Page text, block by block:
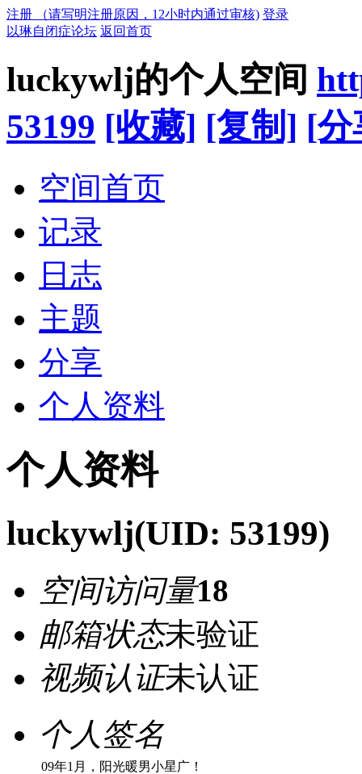
注册 （请写明注册原因，12小时内通过审核) 登录
以琳自闭症论坛 返回首页
luckywlj的个人空间
53199 [收藏] [复制] [分
空间首页
记录
日志
主题
分享
个人资料
个人资料
luckywlj(UID: 53199)
空间访问量18
邮箱状态未验证
视频认证未认证
个人签名
09年1月，阳光暖男小星广！